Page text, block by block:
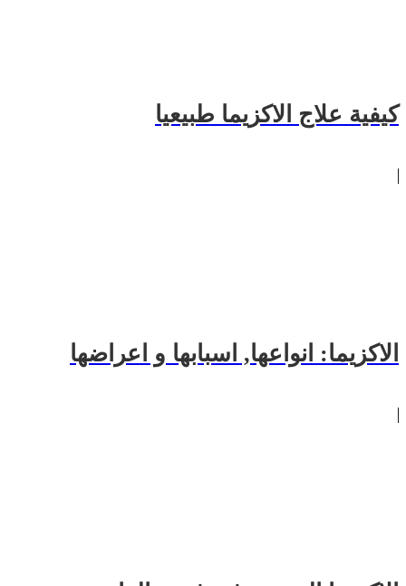
كيفية علاج الاكزيما طبيعيا
الاكزيما: انواعها, اسبابها و اعراضها